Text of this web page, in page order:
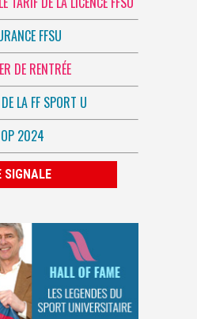
FFSU
DE RENTRÉE
LA FF SPORT U
2024
SIGNALE